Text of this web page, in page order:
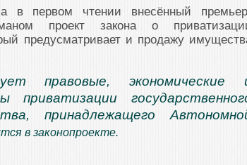
в первом чтении внесённый
проект закона о
предусматривает и продажу
правовые, экономические
приватизации
принадлежащего
в законопроекте.